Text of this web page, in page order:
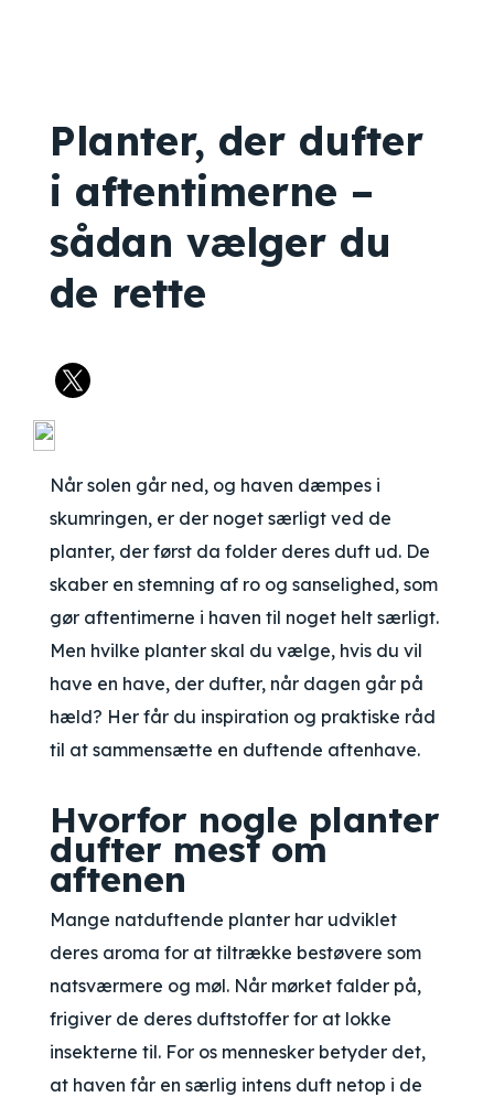
Planter, der dufter
i aftentimerne –
sådan vælger du
de rette
Når solen går ned, og haven dæmpes i
skumringen, er der noget særligt ved de
planter, der først da folder deres duft ud. De
skaber en stemning af ro og sanselighed, som
gør aftentimerne i haven til noget helt særligt.
Men hvilke planter skal du vælge, hvis du vil
have en have, der dufter, når dagen går på
hæld? Her får du inspiration og praktiske råd
til at sammensætte en duftende aftenhave.
Hvorfor nogle planter
dufter mest om
aftenen
Mange natduftende planter har udviklet
deres aroma for at tiltrække bestøvere som
natsværmere og møl. Når mørket falder på,
frigiver de deres duftstoffer for at lokke
insekterne til. For os mennesker betyder det,
at haven får en særlig intens duft netop i de